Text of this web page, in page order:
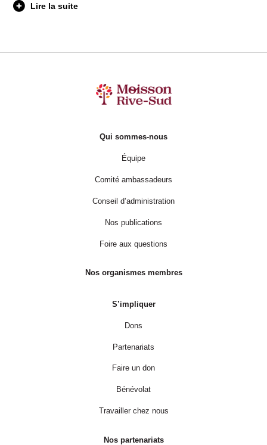
Lire la suite
Qui sommes-nous
Équipe
Comité ambassadeurs
Conseil d’administration
Nos publications
Foire aux questions
Nos organismes membres
S’impliquer
Dons
Partenariats
Faire un don
Bénévolat
Travailler chez nous
Nos partenariats